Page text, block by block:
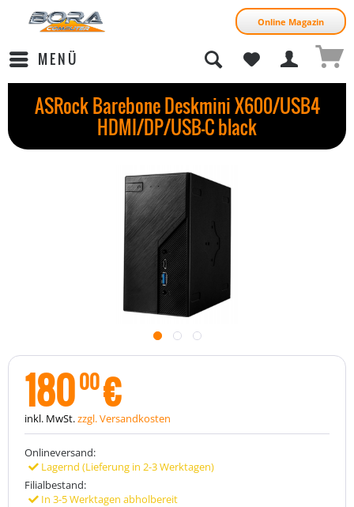
Online Magazin
MENÜ
ASRock Barebone Deskmini X600/USB4
HDMI/DP/USB-C black
18000€
inkl. MwSt.zzgl. Versandkosten
Onlineversand:
Lagernd (Lieferung in 2-3 Werktagen)
Filialbestand:
In 3-5 Werktagen abholbereit